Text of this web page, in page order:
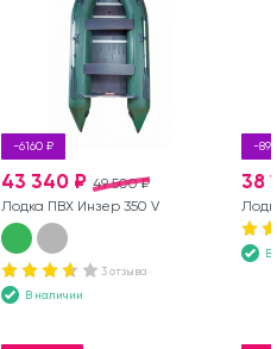
-6160 ₽
49 500 ₽
43 340 ₽
Лодка ПВХ Инзер 350 V
3 отзыва
В наличии
-
38
В